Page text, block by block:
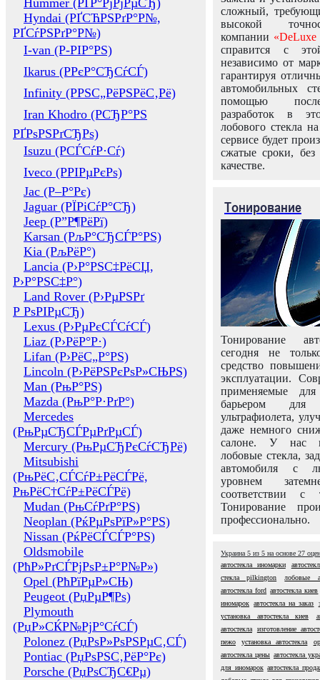
Hummer (РҐР°РјРјРµСЂ)
Hyndai (РҐСЋРЅРґР°Р№,
РҐСѓРЅРґР°Р№)
I-van (Р-РІР°РЅ)
Ikarus (РРєР°СЂСѓСЃ)
Infinity (РРЅС„РёРЅРёС‚Рё)
Iran Khodro (РСЂР°РЅ
РҐРѕРЅРґСЂРѕ)
Isuzu (РСЃСѓР·Сѓ)
Iveco (РРІРµРєРѕ)
Jac (Р–Р°Рє)
Jaguar (РЇРіСѓР°СЂ)
Jeep (Р”Р¶РёРї)
Karsan (РљР°СЂСЃР°РЅ)
Kia (РљРёР°)
Lancia (Р›Р°РЅС‡РёСЏ,
Р›Р°РЅС‡Р°)
Land Rover (Р›РµРЅРґ
Р РѕРІРµСЂ)
Lexus (Р›РµРєСЃСѓСЃ)
Liaz (Р›РёР°Р·)
Lifan (Р›РёС„Р°РЅ)
Lincoln (Р›РёРЅРєРѕР»СЊРЅ)
Man (РњР°РЅ)
Mazda (РњР°Р·РґР°)
Mercedes
(РњРµСЂСЃРµРґРµСЃ)
Mercury (РњРµСЂРєСѓСЂРё)
Mitsubishi
(РњРёС‚СЃСѓР±РёСЃРё,
РњРёС†СѓР±РёСЃРё)
Mudan (РњСѓРґР°РЅ)
Neoplan (РќРµРѕРїР»Р°РЅ)
Nissan (РќРёСЃСЃР°РЅ)
Oldsmobile
(РћР»РґСЃРјРѕР±Р°Р№Р»)
Opel (РћРїРµР»СЊ)
Peugeot (РџРµР¶Рѕ)
Plymouth
(РџР»СЌР№РјР°СѓСЃ)
Polonez (РџРѕР»РѕРЅРµС‚СЃ)
Pontiac (РџРѕРЅС‚РёР°Рє)
Porsche (РџРѕСЂС€Рµ)
сложный,
высокой
компании «DeLuxe
справится с
независимо от
гарантируя
автомобильных
помощью
разработок в
лобового стекла
сервисе будет
сжатые сроки,
качестве.
Тонирование
Тонирование
сегодня не
средство
эксплуатации.
применяемые
барьером для
ультрафиолета,
даже немного
салоне. У нас
лобовые стекла,
автомобиля с
уровнем
соответствии с
Тонирование
профессионально.
Украина 5 из 5 на основе 27
автостекла иномарки
стекла pilkington
лобовые
автостекла ford автостекла киев
иномарок автостекла на заказ
установка автостекла киев
автостекла
изготовление
пежо
установка автостекла
автостекла цены автостекла
для иномарок автостекла